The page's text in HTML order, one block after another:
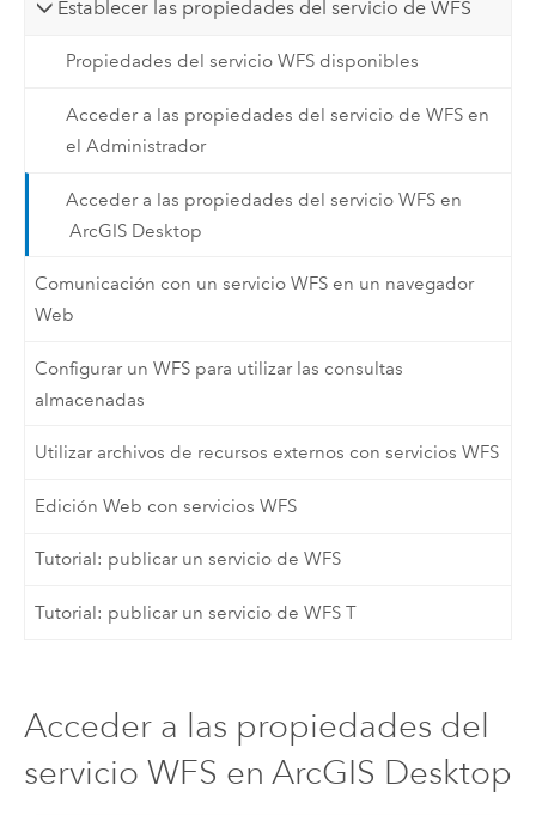
Establecer las propiedades del servicio de WFS
Propiedades del servicio WFS disponibles
Acceder a las propiedades del servicio de WFS en
el Administrador
Acceder a las propiedades del servicio WFS en
ArcGIS Desktop
Comunicación con un servicio WFS en un navegador
Web
Configurar un WFS para utilizar las consultas
almacenadas
Utilizar archivos de recursos externos con servicios WFS
Edición Web con servicios WFS
Tutorial: publicar un servicio de WFS
Tutorial: publicar un servicio de WFS T
Acceder a las propiedades del
servicio WFS en ArcGIS Desktop